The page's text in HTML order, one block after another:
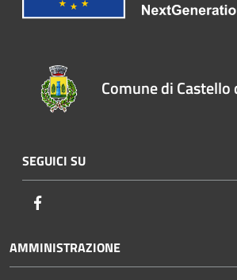
Comune di Castello
SEGUICI SU
AMMINISTRAZIONE